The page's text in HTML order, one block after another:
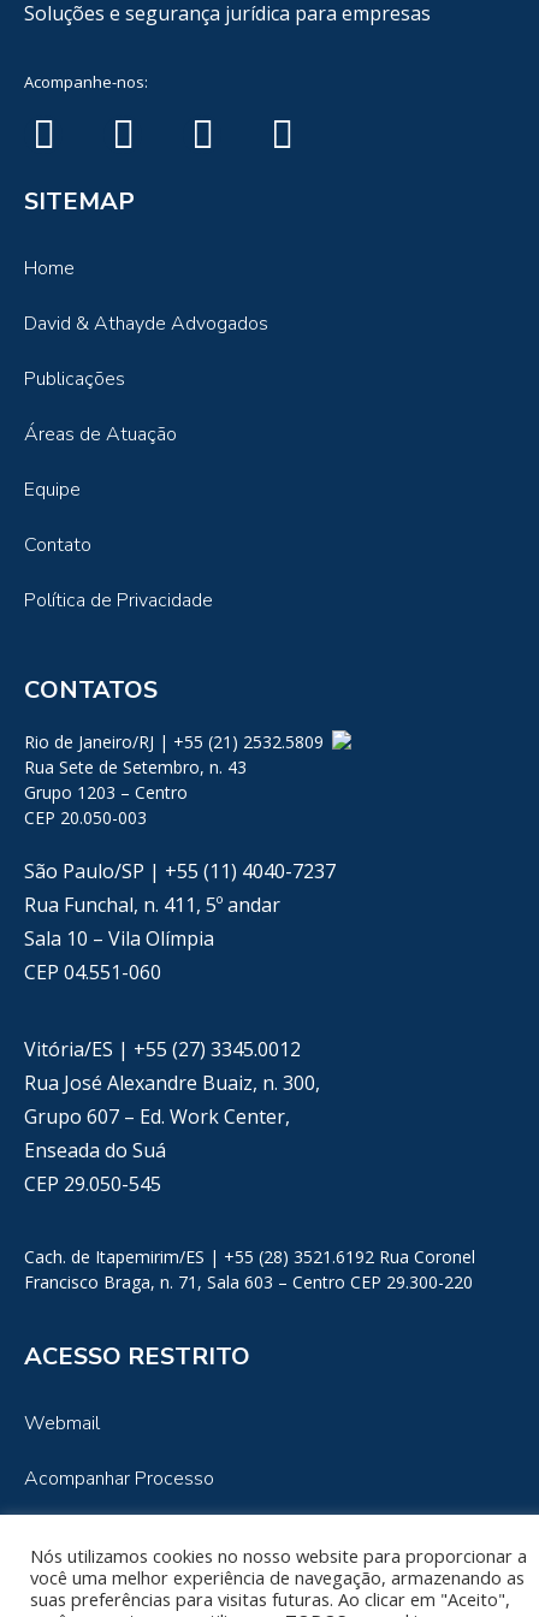
Soluções e segurança jurídica para empresas
Acompanhe-nos:
SITEMAP
Home
David & Athayde Advogados
Publicações
Áreas de Atuação
Equipe
Contato
Política de Privacidade
CONTATOS
Rio de Janeiro/RJ | +55 (21) 2532.5809
Rua Sete de Setembro, n. 43
Grupo 1203 – Centro
CEP 20.050-003
São Paulo/SP | +55 (11) 4040-7237
Rua Funchal, n. 411, 5º andar
Sala 10 – Vila Olímpia
CEP 04.551-060
Vitória/ES | +55 (27) 3345.0012
Rua José Alexandre Buaiz, n. 300,
Grupo 607 – Ed. Work Center,
Enseada do Suá
CEP 29.050-545
Cach. de Itapemirim/ES | +55 (28) 3521.6192 Rua Coronel
Francisco Braga, n. 71, Sala 603 – Centro CEP 29.300-220
ACESSO RESTRITO
Webmail
Acompanhar Processo
Copyright 2025, David Athayde. Todos os direitos Reservados. | Desenvolvido
Nós utilizamos cookies no nosso website para proporcionar a
você uma melhor experiência de navegação, armazenando as
suas preferências para visitas futuras. Ao clicar em "Aceito",